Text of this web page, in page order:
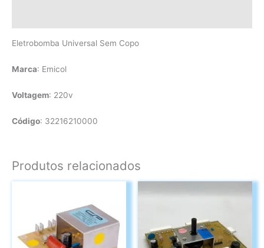
Eletrobomba Universal Sem Copo
Marca: Emicol
Voltagem: 220v
Código: 32216210000
Produtos relacionados